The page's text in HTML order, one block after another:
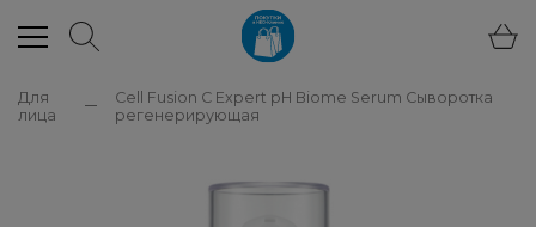
Для
лица
Cell Fusion C Expert pH Biome Serum Сыворотка
регенерирующая